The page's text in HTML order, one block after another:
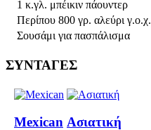
1 κ.γλ. μπέικιν πάουντερ
Περίπου 800 γρ. αλεύρι γ.ο.χ.
Σουσάμι για πασπάλισμα
ΣΥΝΤΑΓΕΣ
Mexican Ασιατική